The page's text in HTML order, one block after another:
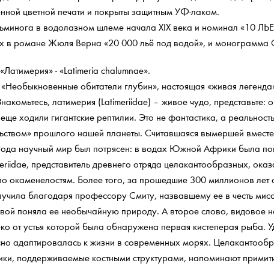
цветной печати и покрыты защитным УФ-лаком.
в водолазном шлеме начала XIX века и номинал «10
в романе Жюля Верна «20 000 льё под водой», и
- «Latimeria chalumnae».
обитатели глубин», настоящая «живая
латимерия (Latimeriidae) – живое чудо,
ходили гигантские рептилии. Это не фантастика, а
прошлого нашей планеты. Считавшаяся вымершей
научный мир был потрясен: в водах Южной Африки была
представитель древнего отряда целакантообразных,
окаменелостям. Более того, за прошедшие 300 миллионов лет
благодаря профессору Смиту, назвавшему ее в честь
поняла ее необычайную природу. А второе слово, видовое
от устья которой была обнаружена первая кистеперая рыба.
адаптировалась к жизни в современных морях.
поддерживаемые костными структурами, напоминают